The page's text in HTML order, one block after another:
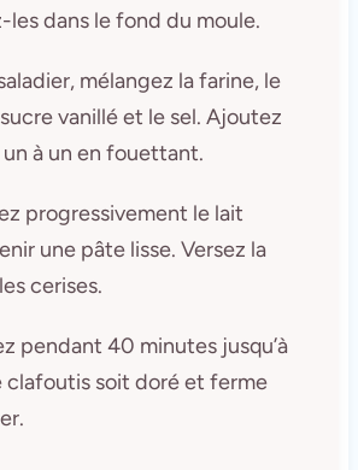
les dans le fond du moule.
mélangez la farine, le
vanillé et le sel. Ajoutez
à un en fouettant.
progressivement le lait
une pâte lisse. Versez la
cerises.
pendant 40 minutes jusqu’à
clafoutis soit doré et ferme